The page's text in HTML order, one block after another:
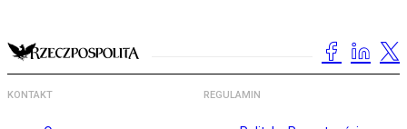
KONTAKT REGULAMIN